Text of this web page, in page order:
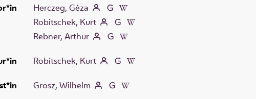
Herczeg, Géza
Robitschek, Kurt
Rebner, Arthur
Robitschek, Kurt
Grosz, Wilhelm